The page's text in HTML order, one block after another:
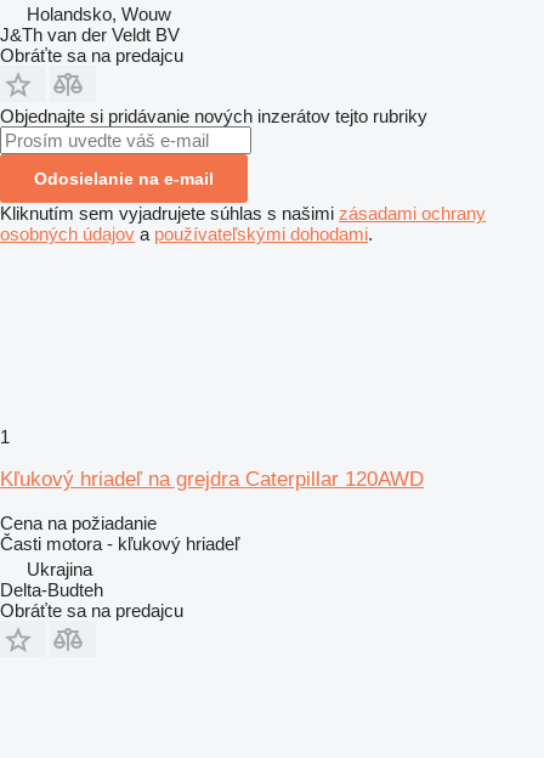
Holandsko, Wouw
J&Th van der Veldt BV
Obráťte sa na predajcu
Objednajte si pridávanie nových inzerátov tejto rubriky
Odosielanie na e-mail
Kliknutím sem vyjadrujete súhlas s našimi zásadami ochrany
osobných údajov a používateľskými dohodami.
1
Kľukový hriadeľ na grejdra Caterpillar 120AWD
Cena na požiadanie
Časti motora - kľukový hriadeľ
Ukrajina
Delta-Budteh
Obráťte sa na predajcu